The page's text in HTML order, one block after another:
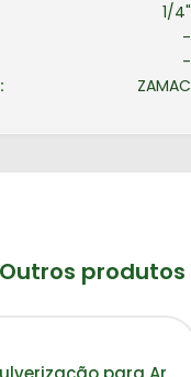
1/4"
-
-
ZAMAC
Outros produtos